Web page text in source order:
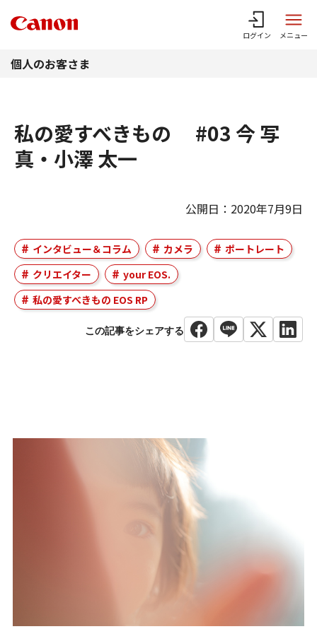
ログイン メニュー
個人のお客さま
私の愛すべきもの #03 今 写
真・小澤 太一
公開日：2020年7月9日
インタビュー＆コラム カメラ
ポートレート
クリエイター
your EOS.
私の愛すべきもの EOS RP